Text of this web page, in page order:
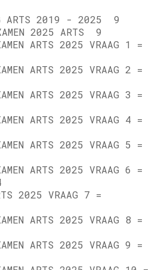
2019 - 2025 9
2025 ARTS 9
ARTS 2025 VRAAG 1 =
ARTS 2025 VRAAG 2 =
ARTS 2025 VRAAG 3 =
ARTS 2025 VRAAG 4 =
ARTS 2025 VRAAG 5 =
ARTS 2025 VRAAG 6 =
2025 VRAAG 7 =
ARTS 2025 VRAAG 8 =
ARTS 2025 VRAAG 9 =